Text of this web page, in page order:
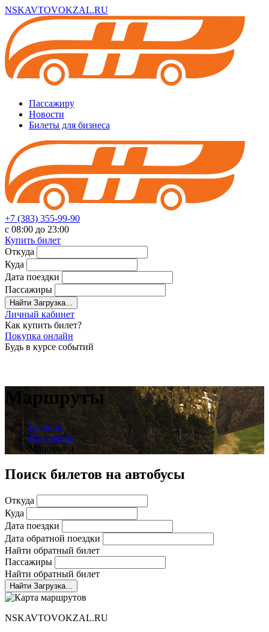
NSKAVTOVOKZAL.RU
Пассажиру
Новости
Билеты для бизнеса
+7 (383) 355-99-90
с 08:00 до 23:00
Купить билет
Откуда
Куда
Дата поездки
Пассажиры
Найти Загрузка...
Личный кабинет
Как купить билет?
Покупка онлайн
Будь в курсе событий
Маршруты
Главная
Пассажиру
Маршруты
Поиск билетов на автобусы
Откуда
Куда
Дата поездки
Дата обратной поездки
Найти обратный билет
Пассажиры
Найти обратный билет
Найти Загрузка...
NSKAVTOVOKZAL.RU